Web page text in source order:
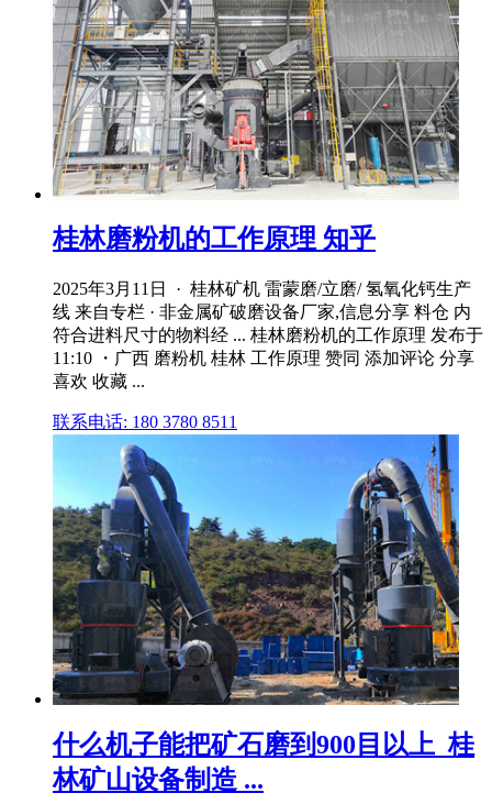
桂林磨粉机的工作原理 知乎
2025年3月11日 · 桂林矿机 雷蒙磨/立磨/ 氢氧化钙生产
线 来自专栏 · 非金属矿破磨设备厂家,信息分享 料仓 内
符合进料尺寸的物料经 ... 桂林磨粉机的工作原理 发布于
11:10 ・广西 磨粉机 桂林 工作原理 赞同 添加评论 分享
喜欢 收藏 ...
联系电话: 180 3780 8511
什么机子能把矿石磨到900目以上_桂
林矿山设备制造 ...